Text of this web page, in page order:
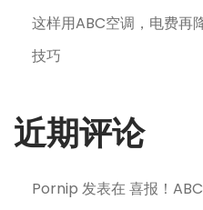
这样用ABC空调，电费再
技巧
近期评论
Pornip 发表在喜报！